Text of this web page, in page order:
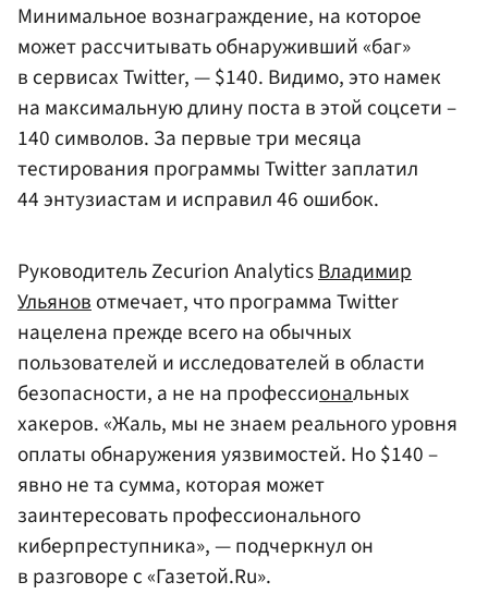
Минимальное вознаграждение, на которое
может рассчитывать обнаруживший «баг»
в сервисах Twitter, — $140. Видимо, это намек
на максимальную длину поста в этой соцсети –
140 символов. За первые три месяца
тестирования программы Twitter заплатил
44 энтузиастам и исправил 46 ошибок.
Руководитель Zecurion AnalyticsВладимир
Ульяновотмечает, что программа Twitter
нацелена прежде всего на обычных
пользователей и исследователей в области
безопасности, а не на профессиональных
хакеров. «Жаль, мы не знаем реального уровня
оплаты обнаружения уязвимостей. Но $140 –
явно не та сумма, которая может
заинтересовать профессионального
киберпреступника», — подчеркнул он
в разговоре с «Газетой.Ru».